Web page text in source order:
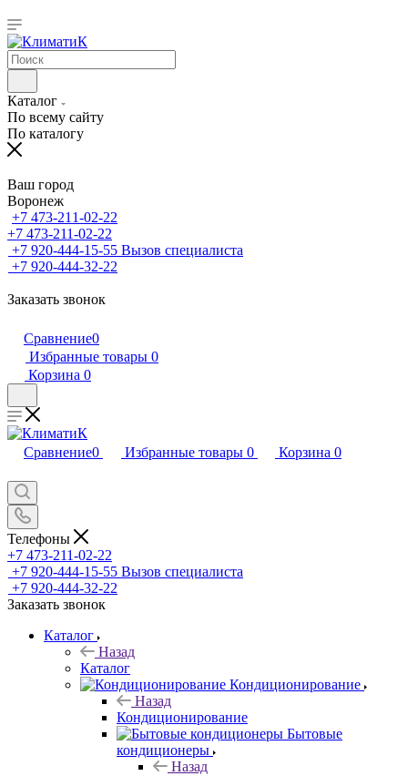
Каталог
По всему сайту
По каталогу
Ваш город
Воронеж
+7 473-211-02-22
+7 473-211-02-22
+7 920-444-15-55 Вызов специалиста
+7 920-444-32-22
Заказать звонок
Сравнение0
Избранные товары 0
Корзина 0
Сравнение0 Избранные товары 0 Корзина 0
Телефоны
+7 473-211-02-22
+7 920-444-15-55 Вызов специалиста
+7 920-444-32-22
Заказать звонок
Каталог
Назад
Каталог
Кондиционирование
Назад
Кондиционирование
Бытовые
кондиционеры
Назад